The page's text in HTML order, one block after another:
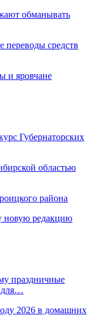
обманывать
переводы средств
и яровчане
Губернаторских
областью
района
новую редакцию
праздничные
для…
2026 в домашних